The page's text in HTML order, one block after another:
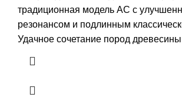
традиционная модель AC с
резонансом и подлинным
Удачное сочетание пород